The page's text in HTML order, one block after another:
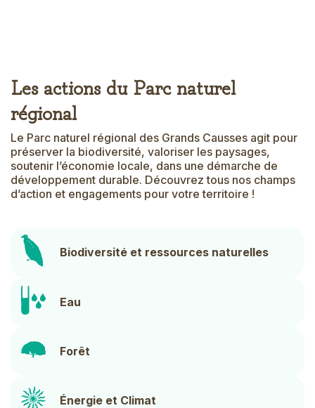
Les actions du Parc naturel
régional
Text
Le Parc naturel régional des Grands Causses agit pour
préserver la biodiversité, valoriser les paysages,
soutenir l’économie locale, dans une démarche de
développement durable. Découvrez tous nos champs
d’action et engagements pour votre territoire !
Block
link
Icon
Biodiversité et ressources naturelles
Icon
Eau
Icon Forêt
Icon Énergie et Climat